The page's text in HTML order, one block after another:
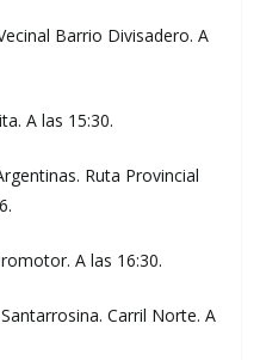
Barrio Divisadero. A
A las 15:30.
Ruta Provincial
A las 16:30.
Carril Norte. A